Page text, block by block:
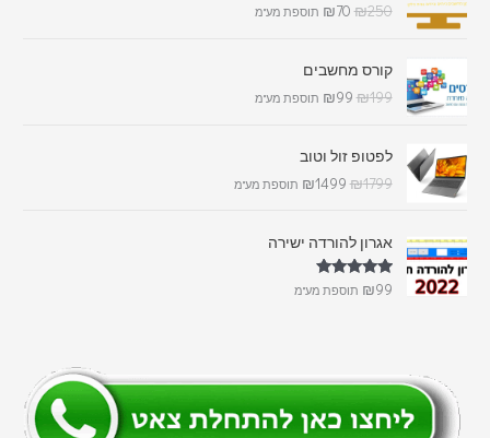
₪250
₪70 תוספת מע"מ
קורס מחשבים
₪199
₪99 תוספת מע"מ
לפטופ זול וטוב
₪1799
₪1499 תוספת מע"מ
אגרון להורדה ישירה
דורג 5.00 ₪99 תוספת מע"מ